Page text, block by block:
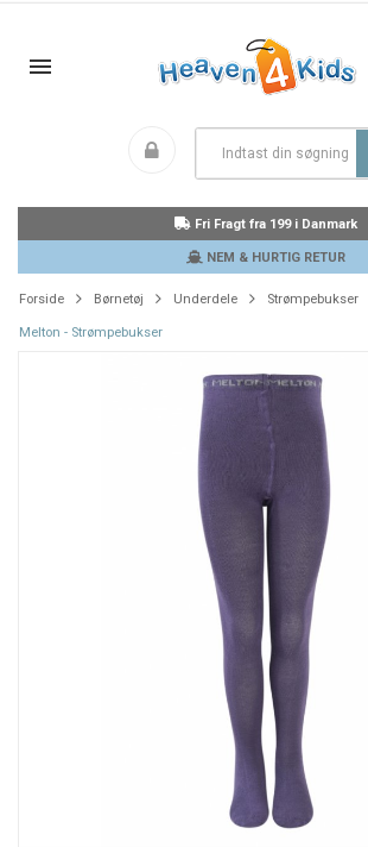
Fri Fragt fra 199 i Danmark
NEM & HURTIG RETUR
Forside Børnetøj Underdele Strømpebukser
Melton - Strømpebukser